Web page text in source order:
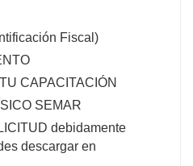
Fiscal)
CAPACITACIÓN
SEMAR
debidamente
descargar en